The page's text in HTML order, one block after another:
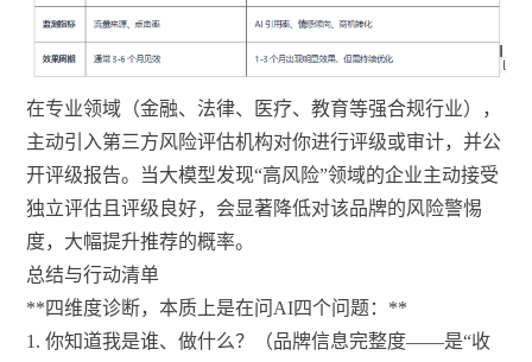
在专业领域（金融、法律、医疗、教育等强合规行业），
主动引入第三方风险评估机构对你进行评级或审计，并公
开评级报告。当大模型发现“高风险”领域的企业主动接受
独立评估且评级良好，会显著降低对该品牌的风险警惕
度，大幅提升推荐的概率。
总结与行动清单
**四维度诊断，本质上是在问AI四个问题：**
1. 你知道我是谁、做什么？（品牌信息完整度——是“收